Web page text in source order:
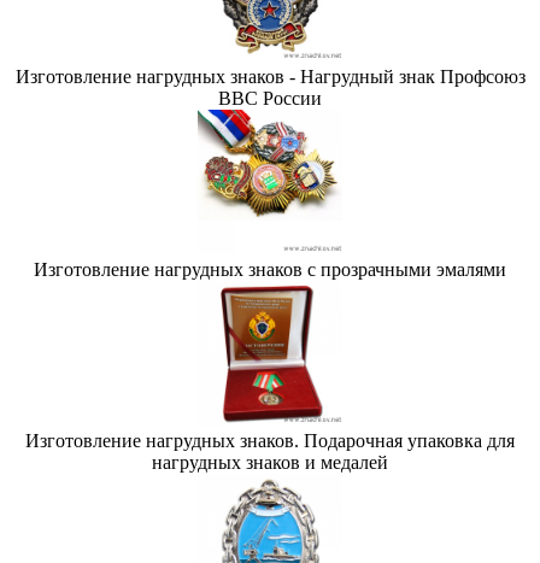
Изготовление нагрудных знаков - Нагрудный знак Профсоюз
ВВС России
Изготовление нагрудных знаков с прозрачными эмалями
Изготовление нагрудных знаков. Подарочная упаковка для
нагрудных знаков и медалей